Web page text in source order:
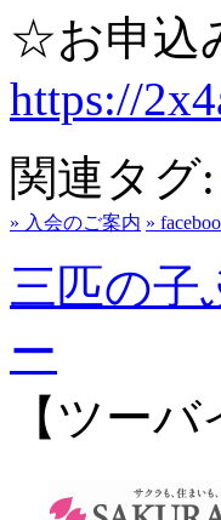
☆お申込
https://
関連タグ:
» 入会のご案内 »
三匹の
ー
【ツー